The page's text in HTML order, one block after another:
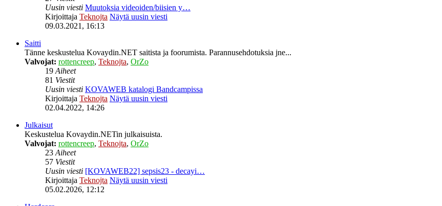
Uusin viesti Muutoksia videoiden/biisien y…
Kirjoittaja Teknojta Näytä uusin viesti
09.03.2021, 16:13
Saitti
Tänne keskustelua Kovaydin.NET saitista ja foorumista. Parannusehdotuksia jne...
Valvojat: rottencreep, Teknojta, OrZo
19Aiheet
81 Viestit
Uusin viesti KOVAWEB katalogi Bandcampissa
Kirjoittaja Teknojta Näytä uusin viesti
02.04.2022, 14:26
Julkaisut
Keskustelua Kovaydin.NETin julkaisuista.
Valvojat: rottencreep, Teknojta, OrZo
23Aiheet
57 Viestit
Uusin viesti [KOVAWEB22] sepsis23 - decayi…
Kirjoittaja Teknojta Näytä uusin viesti
05.02.2026, 12:12